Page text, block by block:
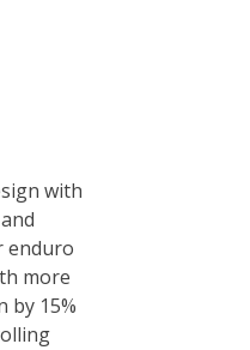
with
enduro
more
by 15%